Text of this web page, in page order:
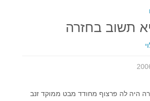
הדגים"תשוב בחזרה
היה לה פרצוף מחודד מבט ממוקד זנב